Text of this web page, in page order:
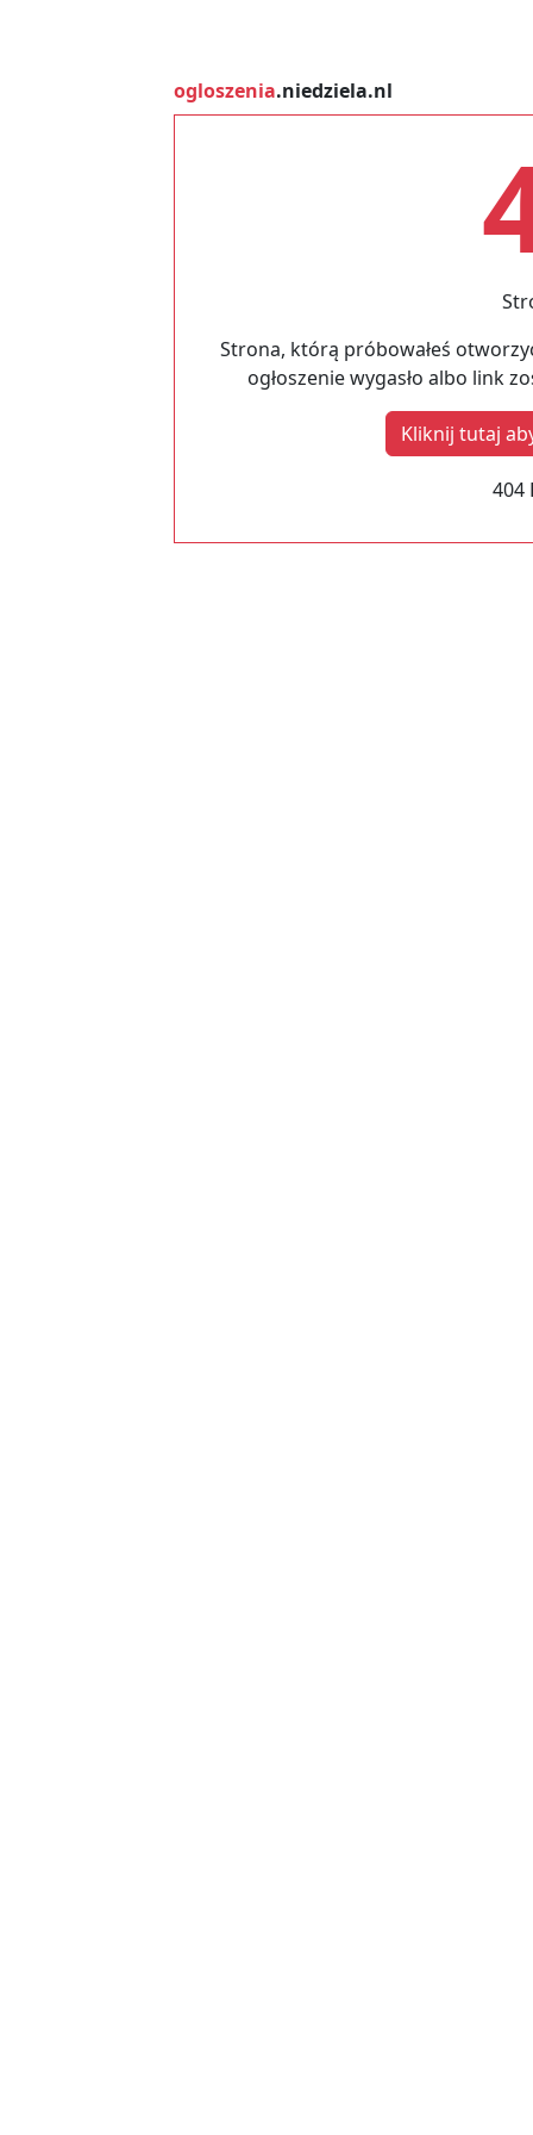
ogloszenia.niedziela.nl
Strona, którą próbowałeś
ogłoszenie wygasło albo link
Kliknij tutaj
404